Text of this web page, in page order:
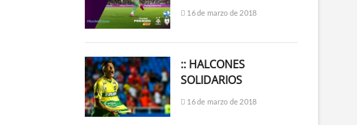
16 de marzo de 2018
:: HALCONES
SOLIDARIOS
16 de marzo de 2018